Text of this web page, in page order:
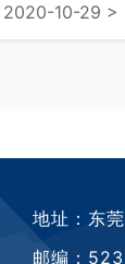
2020-10-29 >
地址：东
邮编：